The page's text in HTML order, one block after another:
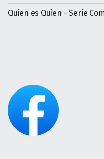
Quien es Quien - Serie